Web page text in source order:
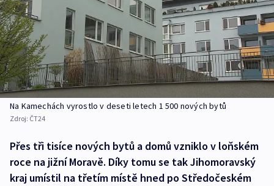
Na Kamechách vyrostlo v deseti letech 1 500 nových bytů
Zdroj: ČT24
Přes tři tisíce nových bytů a domů vzniklo v loňském
roce na jižní Moravě. Díky tomu se tak Jihomoravský
kraj umístil na třetím místě hned po Středočeském